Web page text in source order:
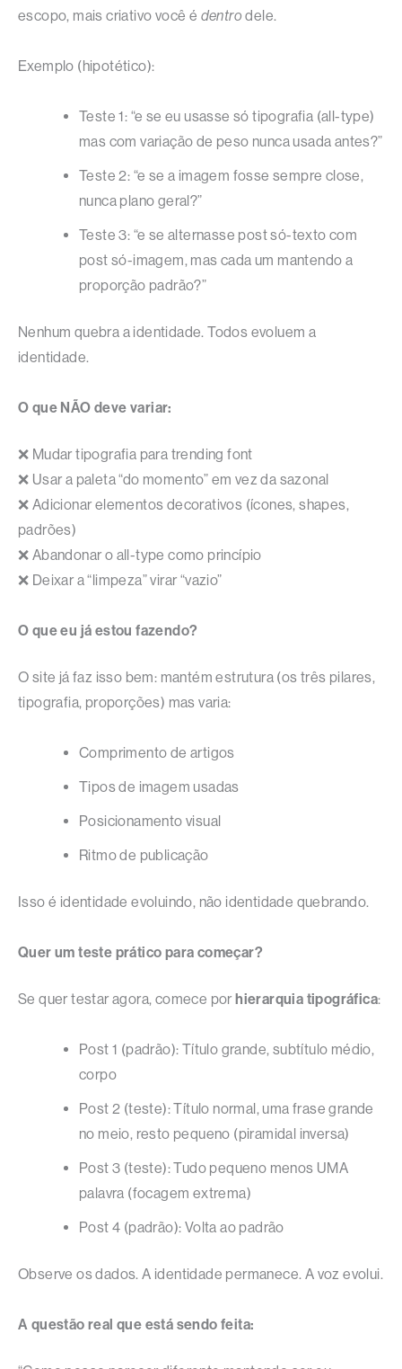
escopo, mais criativo você é dentro dele.
Exemplo (hipotético):
Teste 1: “e se eu usasse só tipografia (all-type)
mas com variação de peso nunca usada antes?”
Teste 2: “e se a imagem fosse sempre close,
nunca plano geral?”
Teste 3: “e se alternasse post só-texto com
post só-imagem, mas cada um mantendo a
proporção padrão?”
Nenhum quebra a identidade. Todos evoluem a
identidade.
O que NÃO deve variar:
❌ Mudar tipografia para trending font
❌ Usar a paleta “do momento” em vez da sazonal
❌ Adicionar elementos decorativos (ícones, shapes,
padrões)
❌ Abandonar o all-type como princípio
❌ Deixar a “limpeza” virar “vazio”
O que eu já estou fazendo?
O site já faz isso bem: mantém estrutura (os três pilares,
tipografia, proporções) mas varia:
Comprimento de artigos
Tipos de imagem usadas
Posicionamento visual
Ritmo de publicação
Isso é identidade evoluindo, não identidade quebrando.
Quer um teste prático para começar?
Se quer testar agora, comece porhierarquia tipográfica:
Post 1 (padrão): Título grande, subtítulo médio,
corpo
Post 2 (teste): Título normal, uma frase grande
no meio, resto pequeno (piramidal inversa)
Post 3 (teste): Tudo pequeno menos UMA
palavra (focagem extrema)
Post 4 (padrão): Volta ao padrão
Observe os dados. A identidade permanece. A voz evolui.
A questão real que está sendo feita: